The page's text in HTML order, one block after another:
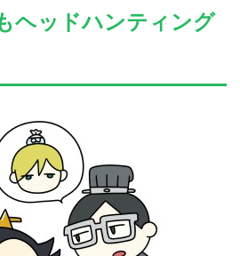
ヘッドハンティング